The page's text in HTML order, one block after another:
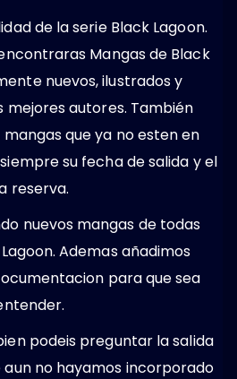
de la serie Black Lagoon.
Mangas de Black
nuevos, ilustrados y
autores. También
que ya no esten en
su fecha de salida y el
reserva.
nuevos mangas de todas
Ademas añadimos
para que sea
podeis preguntar la salida
aun no hayamos incorporado